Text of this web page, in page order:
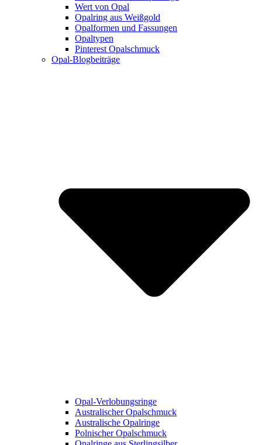
Wert von Opal
Opalring aus Weißgold
Opalformen und Fassungen
Opaltypen
Pinterest Opalschmuck
Opal-Blogbeiträge
Opal-Verlobungsringe
Australischer Opalschmuck
Australische Opalringe
Polnischer Opalschmuck